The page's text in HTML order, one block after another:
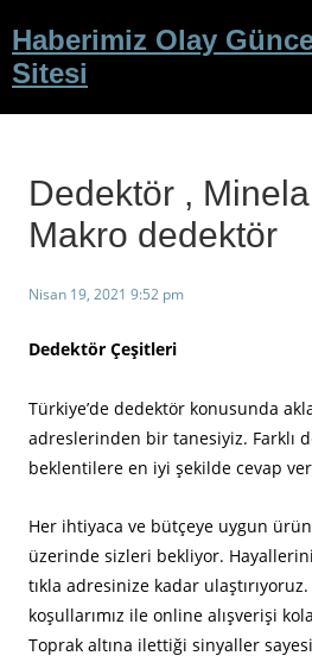
geçHaberimiz Olay
Sitesi
Dedektör ,
Makro dedektör
Nisan 19, 2021 9:52 pm
Dedektör Çeşitleri
Türkiye’de dedektör konusunda
adreslerinden bir tanesiyiz. Farklı
beklentilere en iyi şekilde cevap
Her ihtiyaca ve bütçeye uygun
üzerinde sizleri bekliyor.
tıkla adresinize kadar
koşullarımız ile online alışverişi
Toprak altına ilettiği sinyaller